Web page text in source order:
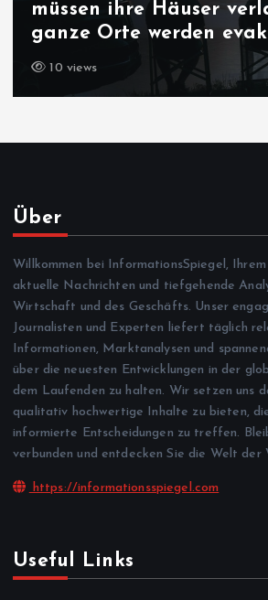
müssen ihre Häuser
ganze Orte werden
10 views
Über
Willkommen bei InformationsSpiegel,
aktuelle Nachrichten und tiefgehende
Wirtschaft und des Geschäfts. Unser
Journalisten und Experten liefert täglich
Informationen, Marktanalysen und
über die neuesten Entwicklungen in der
dem Laufenden zu halten. Wir setzen uns
qualitativ hochwertige Inhalte zu bieten,
informierte Entscheidungen zu treffen.
verbunden und entdecken Sie die Welt der
https://informationsspiegel.com
Useful Links